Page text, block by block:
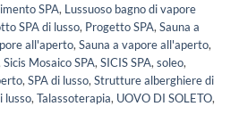
SPA, Lussuoso bagno di vapore
SPA di lusso, Progetto SPA, Sauna a
all'aperto, Sauna a vapore all'aperto,
Sicis Mosaico SPA, SICIS SPA, soleo,
, SPA di lusso, Strutture alberghiere di
lusso, Talassoterapia, UOVO DI SOLETO,